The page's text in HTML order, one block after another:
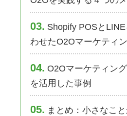
3 Shopify POSと
わせたO2Oマーケティ
4 O2Oマーケティン
を活用した事例
5
まとめ：小さなこ